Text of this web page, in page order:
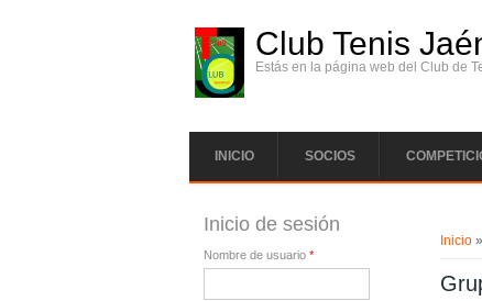
Club Tenis
Estás en la página web del Club de
INICIO SOCIOS
Inicio
Inicio de sesión
Nombre de usuario*